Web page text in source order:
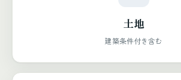
土地
建築条件付き含む